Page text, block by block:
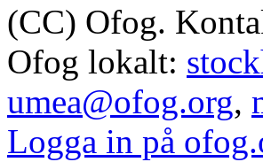
(CC) Ofog.
Ofog lokalt:
umea@ofog.org,
Logga in på